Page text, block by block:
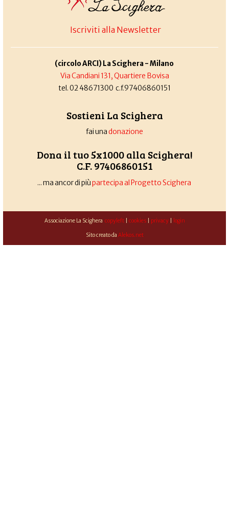
Iscriviti alla Newsletter
(circolo ARCI) La Scighera - Milano
Via Candiani 131, Quartiere Bovisa
tel. 02 48671300 c.f.97406860151
Sostieni La Scighera
fai unadonazione
Dona il tuo 5x1000 alla Scighera!
C.F. 97406860151
... ma ancor di piùpartecipa al Progetto Scighera
Associazione La Scighera copyleft| cookies| privacy| login
Sito creato da Alekos.net